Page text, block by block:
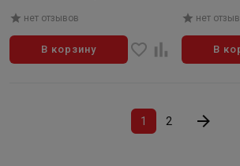
нет отзывов
В корзину
нет
В
1 2